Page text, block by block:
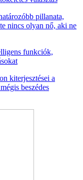
pillanata,
nincs olyan nő, aki ne
funkciók,
kiterjesztései a
beszédes